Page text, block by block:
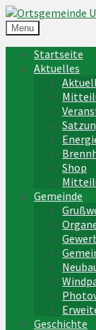
Menu
Startseite
Aktuelles
Shop
Gemeinde
Geschichte